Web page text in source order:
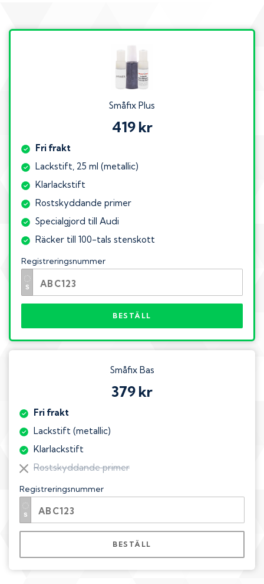
Småfix Plus
419 kr
Fri frakt
Lackstift, 25 ml (metallic)
Klarlackstift
Rostskyddande primer
Specialgjord till Audi
Räcker till 100-tals stenskott
Registreringsnummer
BESTÄLL
Småfix Bas
379 kr
Fri frakt
Lackstift (metallic)
Klarlackstift
Rostskyddande primer
Registreringsnummer
BESTÄLL